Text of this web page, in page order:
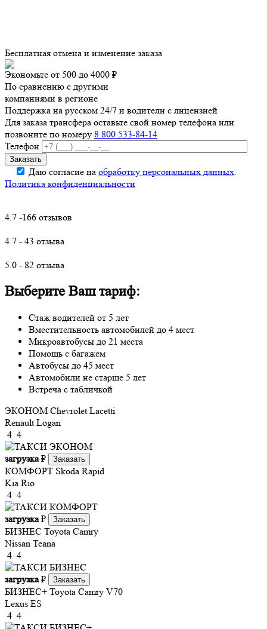
Бесплатная отмена и изменение заказа
Экономьте от 500 до 4000 ₽
По сравнению с другими
компаниями в регионе
Поддержка на русском 24/7 и водители с лицензией
Для заказа трансфера оставьте свой номер телефона или
позвоните по номеру 8 800 533-84-14
Телефон
Даю согласие на обработку персональных данных.
Политика конфиденциальности
4.7 -166 отзывов
4.7 - 43 отзыва
5.0 - 82 отзыва
Выберите Ваш тариф:
Стаж водителей от 5 лет
Вместительность автомобилей до 4 мест
Микроавтобусы до 21 места
Помощь с багажем
Автобусы до 45 мест
Автомобили не старше 5 лет
Встреча с табличкой
ЭКОНОМ Chevrolet Lacetti
Renault Logan
4 4
загрузка₽ Заказать
КОМФОРТ Skoda Rapid
Kia Rio
4 4
загрузка₽ Заказать
БИЗНЕС Toyota Camry
Nissan Teana
4 4
загрузка₽ Заказать
БИЗНЕС+ Toyota Camry V70
Lexus ES
4 4